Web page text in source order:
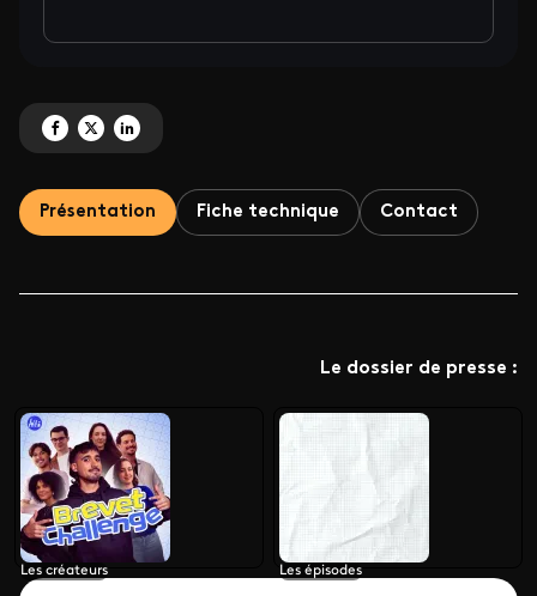
Partagez 'Brevet Challenge' sur Facebook
Partagez 'Brevet Challenge' sur X
Partagez 'Brevet Challenge' sur LinkedIn
Présentation Fiche technique Contact
Le dossier de presse :
Les créateurs Les épisodes